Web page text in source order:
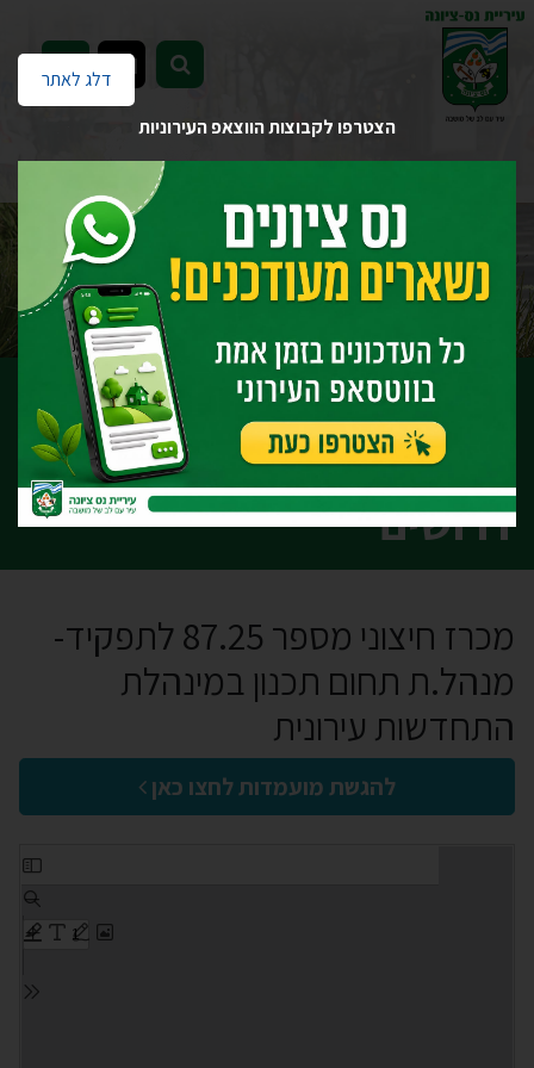
הצטרפו לקבוצות הווצאפ העירוניות
דלג לאתר EN
שקיפות
מכרזים, דרושים, הצעות מחיר ומאגרי יועצים
דרושים ומכרזי כח אדם
ארכיון
מכרז חיצוני מספר 87.25 לתפקיד- מנהל.ת תחום תכנון במינהלת
דרושים
מכרז חיצוני מספר 87.25 לתפקיד-
מנהל.ת תחום תכנון במינהלת
התחדשות עירונית
להגשת מועמדות לחצו כאן